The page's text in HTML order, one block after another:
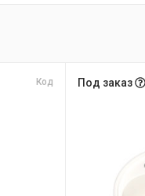
Код Под заказ